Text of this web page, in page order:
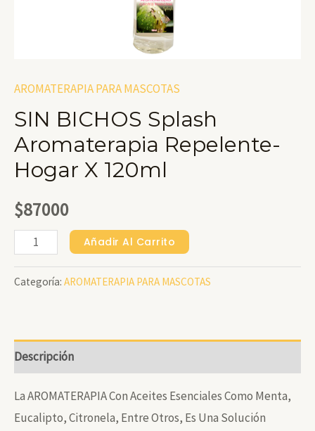
AROMATERAPIA PARA MASCOTAS
SIN BICHOS Splash
Aromaterapia Repelente-
Hogar X 120ml
$87000
Splash
Hogar
X
120ml
Cantidad
Añadir Al Carrito
Categoría: AROMATERAPIA PARA MASCOTAS
Descripción
La AROMATERAPIA Con Aceites Esenciales Como Menta,
Eucalipto, Citronela, Entre Otros, Es Una Solución